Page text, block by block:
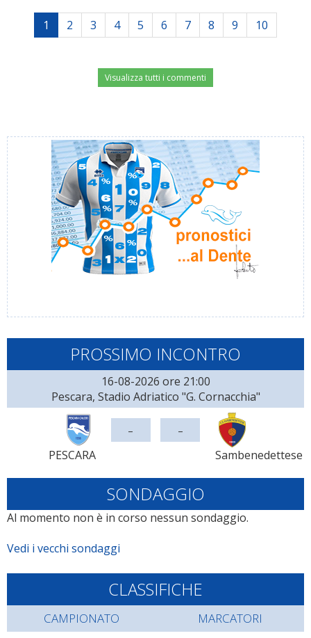
1 2 3 4 5 6 7 8 9 10
Visualizza tutti i commenti
PROSSIMO INCONTRO
16-08-2026 ore 21:00
Pescara, Stadio Adriatico "G. Cornacchia"
PESCARA
- -
Sambenedettese
SONDAGGIO
Al momento non è in corso nessun sondaggio.
Vedi i vecchi sondaggi
CLASSIFICHE
CAMPIONATO MARCATORI